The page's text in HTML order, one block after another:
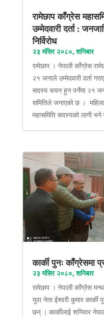
रामेछाप काँग्रेस
उम्मेदवारी दर्ता :
निर्विरोध
२३ मंसिर २०८०, शनिबार
रामेछाप । नेपाली काँग्रेस
२१ जनाले उम्मेदवारी दर्ता
सदस्य चयन हुन पर्नेमा २१
समितिले जनाएको छ ।
महासमिति सदस्यको लागी
कार्की पुनः काँग्रेसमा
२३ मंसिर २०८०, शनिबार
रामेछाप । नेपाली काँग्रेस
युवा नेता ईश्वरी कुमार
छन् । कार्कीलाई शनिवार